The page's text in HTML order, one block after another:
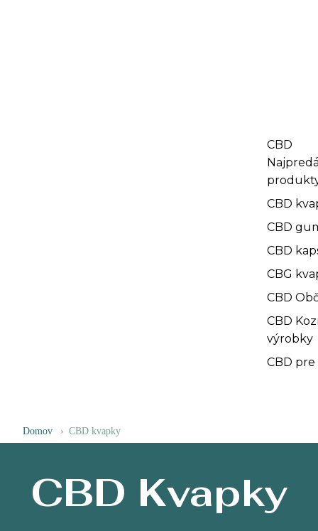
CBD
CBD
CBD
CBD
CBG
CBD
CBD
výrobky
CBD pre
Domov › CBD kvapky
CBD Kvapky